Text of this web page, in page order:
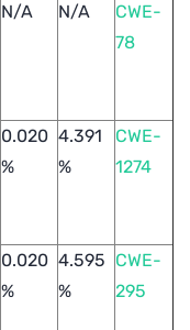
N/A N/A
CWE-
78
0.020
%
4.391
%
CWE-
1274
0.020
%
4.595
%
CWE-
295